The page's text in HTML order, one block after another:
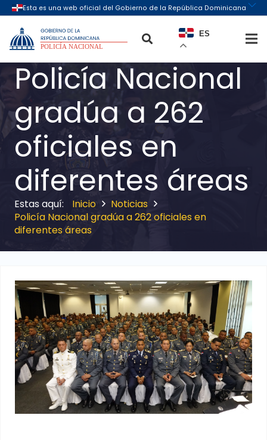
ES
Policía Nacional
gradúa a 262
oficiales en
diferentes áreas
Inicio
Noticias
Policía Nacional gradúa a 262 oficiales en
diferentes áreas